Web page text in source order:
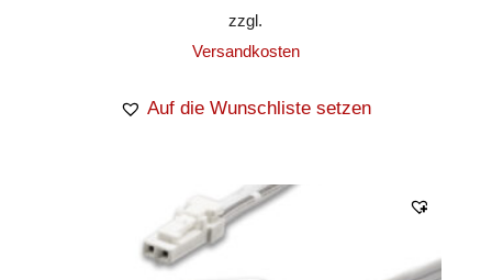
zzgl.
Versandkosten
Auf die Wunschliste setzen